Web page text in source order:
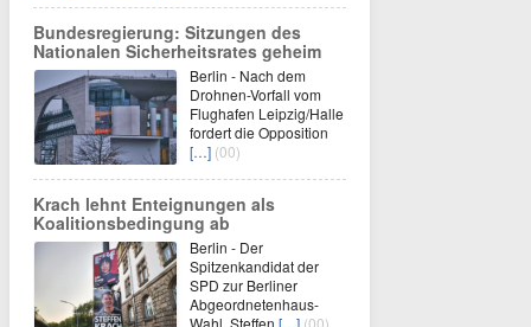
Bundesregierung: Sitzungen des
Nationalen Sicherheitsrates geheim
Berlin - Nach dem
Drohnen-Vorfall vom
Flughafen Leipzig/Halle
fordert die Opposition
[…] (00)
Krach lehnt Enteignungen als
Koalitionsbedingung ab
Berlin - Der
Spitzenkandidat der
SPD zur Berliner
Abgeordnetenhaus-
Wahl, Steffen […] (00)